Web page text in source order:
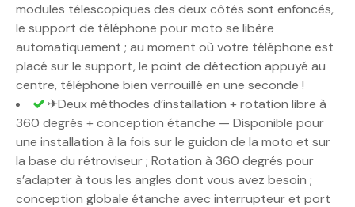
modules télescopiques des deux côtés sont enfoncés,
le support de téléphone pour moto se libère
automatiquement ; au moment où votre téléphone est
placé sur le support, le point de détection appuyé au
centre, téléphone bien verrouillé en une seconde !
✈Deux méthodes d’installation + rotation libre à
360 degrés + conception étanche — Disponible pour
une installation à la fois sur le guidon de la moto et sur
la base du rétroviseur ; Rotation à 360 degrés pour
s’adapter à tous les angles dont vous avez besoin ;
conception globale étanche avec interrupteur et port